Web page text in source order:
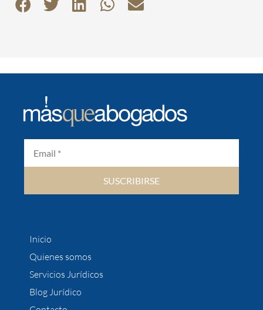
SUSCRIBIRSE
Inicio
Quienes somos
Servicios Jurídicos
Blog Jurídico